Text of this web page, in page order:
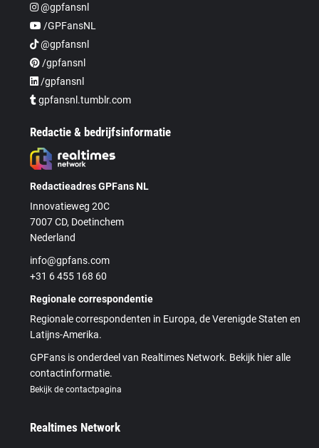
@gpfansnl
/GPFansNL
@gpfansnl
/gpfansnl
/gpfansnl
gpfansnl.tumblr.com
Redactie & bedrijfsinformatie
Redactieadres GPFans NL
Innovatieweg 20C
7007 CD, Doetinchem
Nederland
info@gpfans.com
+31 6 455 168 60
Regionale correspondentie
Regionale correspondenten in Europa, de Verenigde Staten en
Latijns-Amerika.
GPFans is onderdeel van Realtimes Network. Bekijk hier alle
contactinformatie.
Bekijk de contactpagina
Realtimes Network